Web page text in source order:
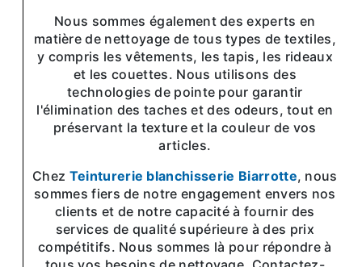
Nous sommes également des experts en
matière de nettoyage de tous types de textiles,
y compris les vêtements, les tapis, les rideaux
et les couettes. Nous utilisons des
technologies de pointe pour garantir
l'élimination des taches et des odeurs, tout en
préservant la texture et la couleur de vos
articles.
Chez Teinturerie blanchisserie Biarrotte, nous
sommes fiers de notre engagement envers nos
clients et de notre capacité à fournir des
services de qualité supérieure à des prix
compétitifs. Nous sommes là pour répondre à